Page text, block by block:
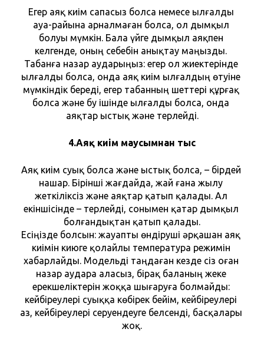
Егер аяқ киім сапасыз болса немесе ылғалды
ауа-райына арналмаған болса, ол дымқыл
болуы мүмкін. Бала үйге дымқыл аяқпен
келгенде, оның себебін анықтау маңызды.
Табанға назар аударыңыз: егер ол жиектерінде
ылғалды болса, онда аяқ киім ылғалдың өтуіне
мүмкіндік береді, егер табанның шеттері құрғақ
болса және бу ішінде ылғалды болса, онда
аяқтар ыстық және терлейді.
4.Аяқ киім маусымнан тыс
Аяқ киім суық болса және ыстық болса, – бірдей
нашар. Бірінші жағдайда, жай ғана жылу
жеткіліксіз және аяқтар қатып қалады. Ал
екіншісінде – терлейді, сонымен қатар дымқыл
болғандықтан қатып қалады.
Есіңізде болсын: жауапты өндіруші әрқашан аяқ
киімін киюге қолайлы температура режимін
хабарлайды. Модельді таңдаған кезде сіз оған
назар аудара аласыз, бірақ баланың жеке
ерекшеліктерін жоққа шығаруға болмайды:
кейбіреулері суыққа көбірек бейім, кейбіреулері
аз, кейбіреулері серуендеуге белсенді, басқалары
жоқ.